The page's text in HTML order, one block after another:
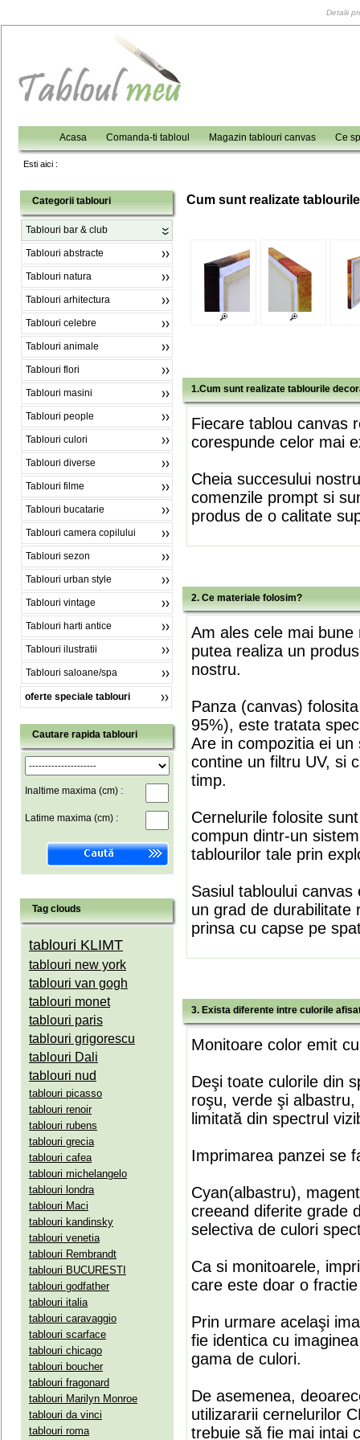
Detalii
Acasa Comanda-ti tabloul Magazin tablouri canvas Ce
Esti aici :
Categorii tablouri
Tablouri bar & club
Tablouri abstracte
Tablouri natura
Tablouri arhitectura
Tablouri celebre
Tablouri animale
Tablouri flori
Tablouri masini
Tablouri people
Tablouri culori
Tablouri diverse
Tablouri filme
Tablouri bucatarie
Tablouri camera copilului
Tablouri sezon
Tablouri urban style
Tablouri vintage
Tablouri harti antice
Tablouri ilustratii
Tablouri saloane/spa
oferte speciale tablouri
Cautare rapida tablouri
Inaltime maxima (cm) :
Latime maxima (cm) :
Tag clouds
tablouri KLIMT
tablouri new york
tablouri van gogh
tablouri monet
tablouri paris
tablouri grigorescu
tablouri Dali
tablouri nud
tablouri picasso
tablouri renoir
tablouri rubens
tablouri grecia
tablouri cafea
tablouri michelangelo
tablouri londra
tablouri Maci
tablouri kandinsky
tablouri venetia
tablouri Rembrandt
tablouri BUCURESTI
tablouri godfather
tablouri italia
tablouri caravaggio
tablouri scarface
tablouri chicago
tablouri boucher
tablouri fragonard
tablouri Marilyn Monroe
tablouri da vinci
tablouri roma
Cum sunt realizate
1.Cum sunt realizate tablourile
Fiecare tablou canvas
corespunde celor mai
Cheia succesului
comenzile prompt si
produs de o calitate
2. Ce materiale folosim?
Am ales cele mai
putea realiza un
nostru.
Panza (canvas)
95%), este tratata
Are in compozitia ei
contine un filtru UV, si
timp.
Cernelurile folosite
compun dintr-un
tablourilor tale prin
Sasiul tabloului
un grad de durabilitate
prinsa cu capse pe
3. Exista diferente intre culorile
Monitoare color emit
Deşi toate culorile din
roşu, verde şi
limitată din spectrul
Imprimarea panzei se
Cyan(albastru),
creeand diferite grade
selectiva de culori
Ca si monitoarele,
care este doar o
Prin urmare acelaşi
fie identica cu
gama de culori.
De asemenea,
utilizararii cernelurilor
trebuie să fie mai intai